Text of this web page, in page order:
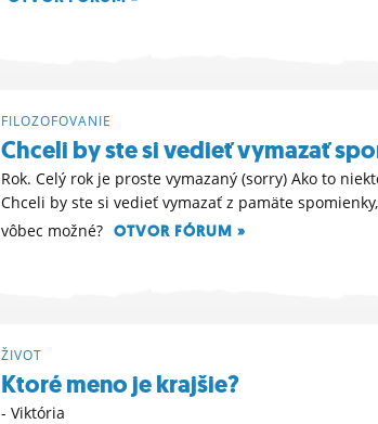
FILOZOFOVANIE
Chceli by ste si vedieť vymazať
Rok. Celý rok je proste vymazaný (sorry) Ako to
Chceli by ste si vedieť vymazať z pamäte
vôbec možné? OTVOR FÓRUM »
ŽIVOT
Ktoré meno je krajšie?
- Viktória